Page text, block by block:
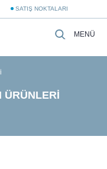
SATIŞ NOKTALARI
MENÜ
ÜRÜNLERI